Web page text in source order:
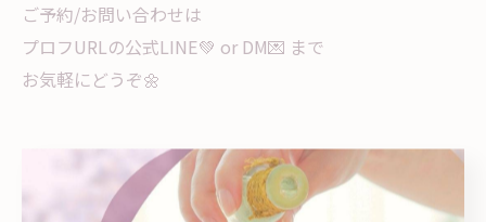
ご予約/お問い合わせは
プロフURLの公式LINE💚 or DM💌 まで
お気軽にどうぞ🌼
......................................................
YOSAPARK Feliz【ヨサパーク フェリス】
📍熊本県宇城市松橋：松橋高校近く